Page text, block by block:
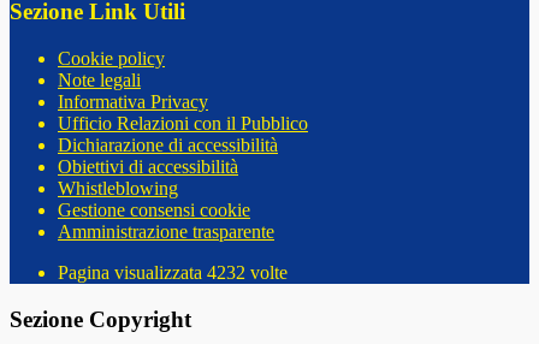
Sezione Link Utili
Cookie policy
Note legali
Informativa Privacy
Ufficio Relazioni con il Pubblico
Dichiarazione di accessibilità
Obiettivi di accessibilità
Whistleblowing
Gestione consensi cookie
Amministrazione trasparente
Pagina visualizzata 4232 volte
Sezione Copyright